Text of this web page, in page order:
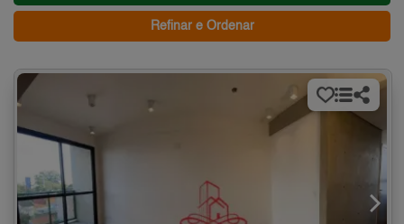
Refinar e Ordenar